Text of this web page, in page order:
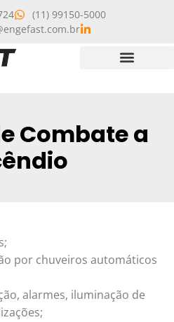
(11) 99150-5000
Combate a
por chuveiros automáticos
alarmes, iluminação de